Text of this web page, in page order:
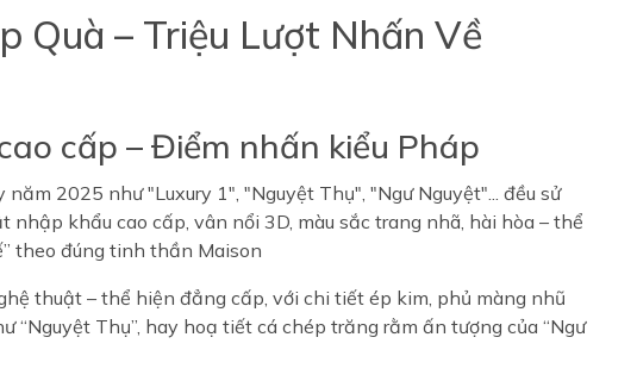
Quà – Triệu Lượt Nhấn Về
cấp – Điểm nhấn kiểu Pháp
năm 2025 như "Luxury 1", "Nguyệt Thụ", "Ngư Nguyệt"... đều sử
nhập khẩu cao cấp, vân nổi 3D, màu sắc trang nhã, hài hòa – thể
theo đúng tinh thần Maison
thuật – thể hiện đẳng cấp, với chi tiết ép kim, phủ màng nhũ
“Nguyệt Thụ”, hay hoạ tiết cá chép trăng rằm ấn tượng của “Ngư